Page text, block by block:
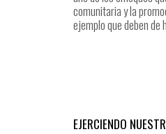
comunitaria y la
ejemplo que deben
EJERCIENDO